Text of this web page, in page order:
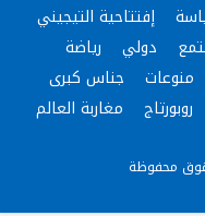
إفتتاحية التيجيني
دولي
رياضة
منوعات
جناس كبرى
روبورتاج مغاربة العالم